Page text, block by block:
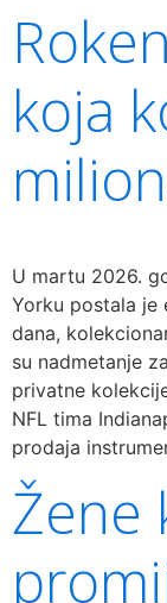
koja
U martu 2026.
Yorku postala je
dana,
su nadmetanje
privatne
NFL tima
prodaja
Žene